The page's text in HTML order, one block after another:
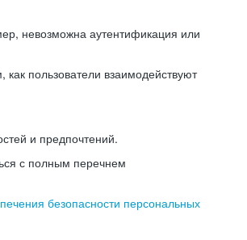
невозможна аутентификация или
пользователи взаимодействуют
и предпочтений.
с полным перечнем
безопасности персональных